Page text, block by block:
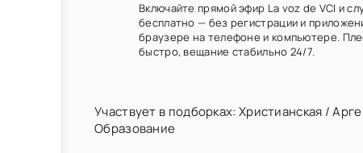
Включайте прямой эфир La voz de VCI и
бесплатно — без регистрации и
браузере на телефоне и компьютере.
быстро, вещание стабильно 24/7.
Участвует в подборках: Христианская /
Образование